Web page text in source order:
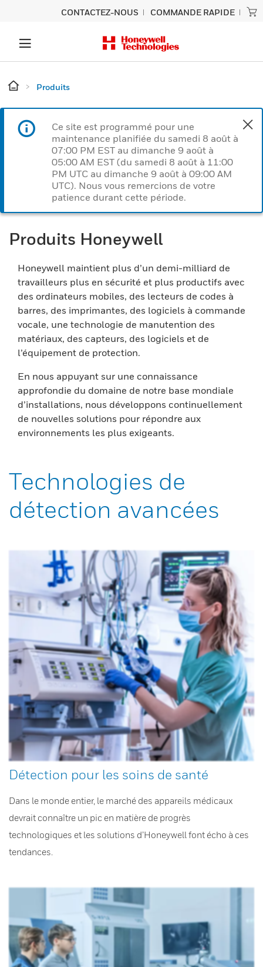
CONTACTEZ-NOUS COMMANDE RAPIDE
Produits
Ce site est programmé pour une
maintenance planifiée du samedi 8 août à
07:00 PM EST au dimanche 9 août à
05:00 AM EST (du samedi 8 août à 11:00
PM UTC au dimanche 9 août à 09:00 AM
UTC). Nous vous remercions de votre
patience durant cette période.
Produits Honeywell
Honeywell maintient plus d’un demi-milliard de
travailleurs plus en sécurité et plus productifs avec
des ordinateurs mobiles, des lecteurs de codes à
barres, des imprimantes, des logiciels à commande
vocale, une technologie de manutention des
matériaux, des capteurs, des logiciels et de
l’équipement de protection.
En nous appuyant sur une connaissance
approfondie du domaine de notre base mondiale
d’installations, nous développons continuellement
de nouvelles solutions pour répondre aux
environnements les plus exigeants.
Technologies de
détection avancées
Détection pour les soins de santé
Dans le monde entier, le marché des appareils médicaux
devrait connaître un pic en matière de progrès
technologiques et les solutions d’Honeywell font écho à ces
tendances.